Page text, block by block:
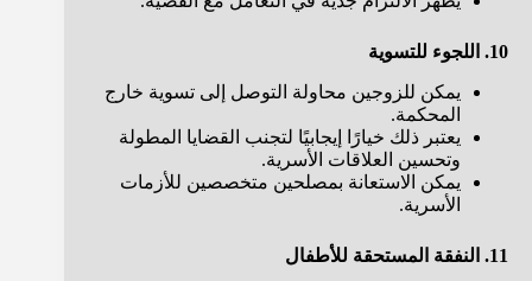
10. اللجوء للتسوية
يمكن للزوجين محاولة التوصل إلى تسوية خارج
المحكمة.
يعتبر ذلك خيارًا إيجابيًا لتجنب القضايا المطولة
وتحسين العلاقات الأسرية.
يمكن الاستعانة بمصلحين متخصصين للأزمات
الأسرية.
11. النفقة المستحقة للأطفال